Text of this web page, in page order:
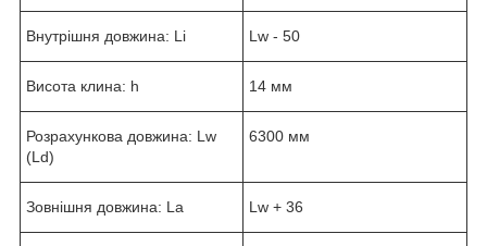
Внутрішня довжина: Li Lw - 50
Висота клина: h 14 мм
Розрахункова довжина: Lw
(Ld)
6300 мм
Зовнішня довжина: La Lw + 36